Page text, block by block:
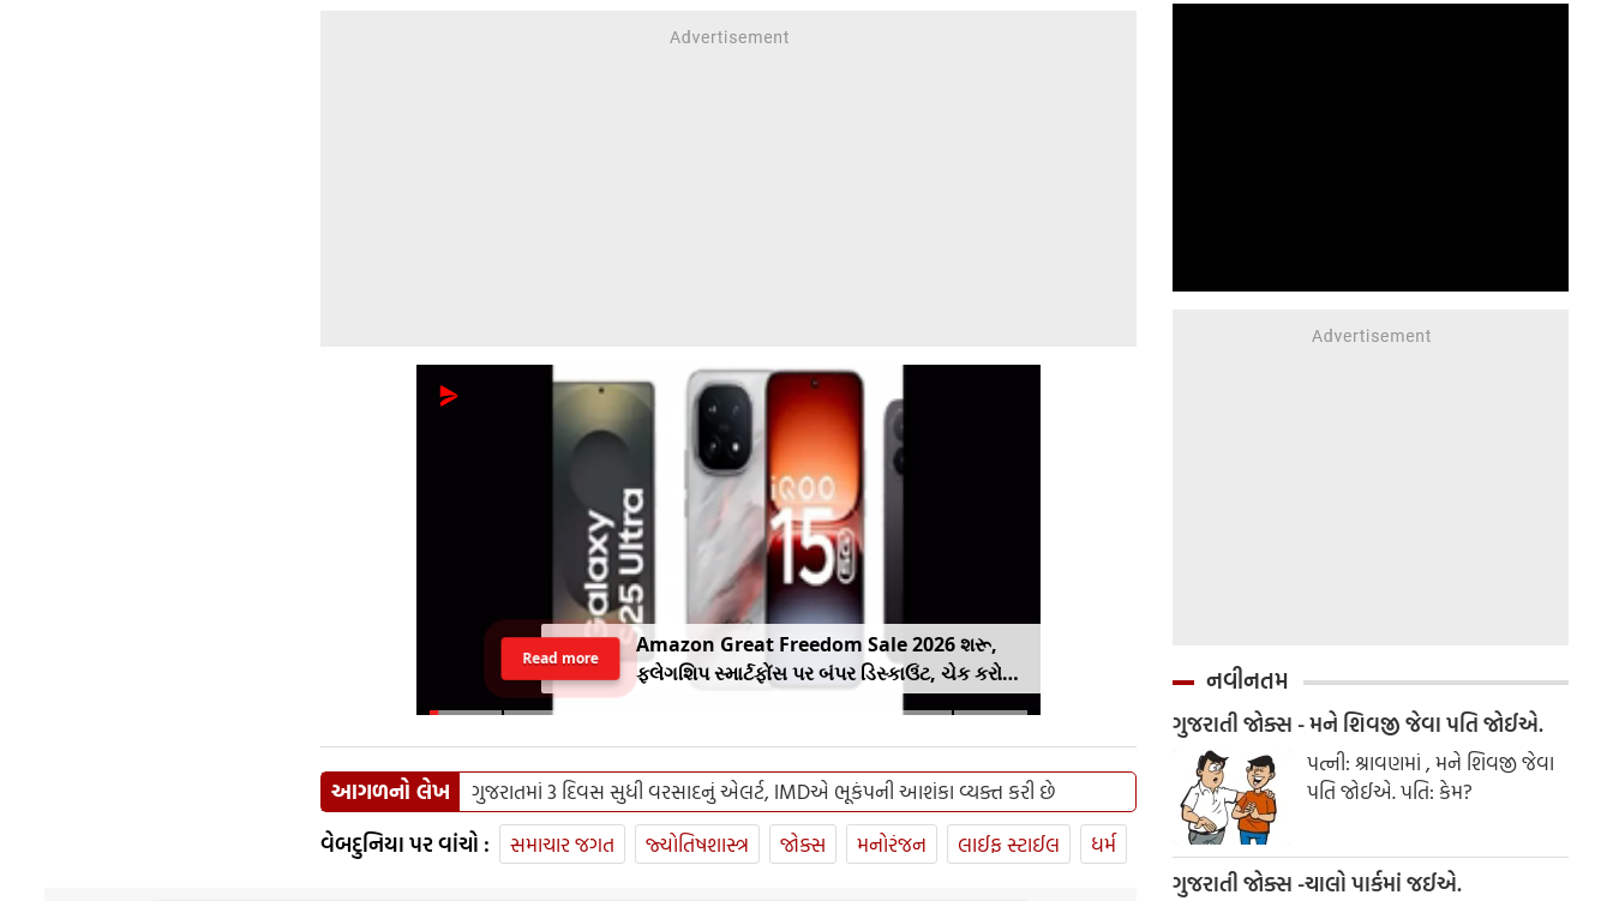
Amazon Great Freedom Sale 2026 શરૂ,
ફ્લેગશિપ સ્માર્ટફોંસ પર બંપર ડિસ્કાઉંટ, ચેક કરો
Read more
આગળનો લેખ ગુજરાતમાં 3 દિવસ સુધી વરસાદનું એલર્ટ, IMDએ ભૂકંપની આશંકા વ્યક્ત કરી છે
વેબદુનિયા પર વાંચો : સમાચાર જગત જ્યોતિષશાસ્ત્ર જોક્સ મનોરંજન લાઈફ સ્ટાઈલ ધર્મ
નવીનતમ
ગુજરાતી જોક્સ - મને શિવજી જેવા પતિ જોઈએ.
પત્ની: શ્રાવણમાં , મને શિવજી જેવા
પતિ જોઈએ. પતિ: કેમ?
ગુજરાતી જોક્સ -ચાલો પાર્કમાં જઈએ.